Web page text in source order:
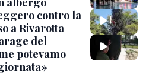
contro la
a Rivarotta
del
potevamo